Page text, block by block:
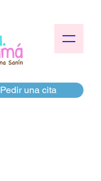
Pedir una cita